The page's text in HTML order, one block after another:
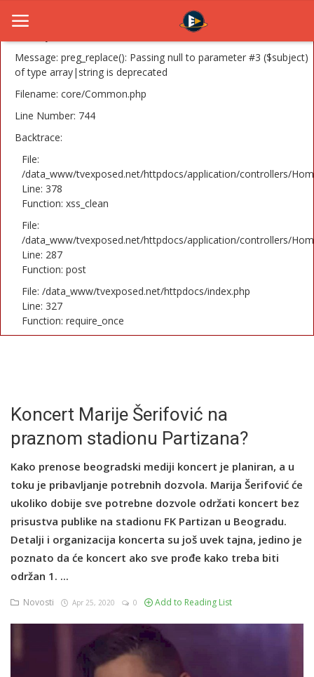
A PHP Error was encountered
Message: preg_replace(): Passing null to parameter #3 ($subject)
of type array|string is deprecated
Filename: core/Common.php
Line Number: 744
Backtrace:
File:
/data_www/tvexposed.net/httpdocs/application/controllers/
Line: 378
Function: xss_clean
File:
/data_www/tvexposed.net/httpdocs/application/controllers/
Line: 287
Function: post
File: /data_www/tvexposed.net/httpdocs/index.php
Line: 327
Function: require_once
Home
TV Serije
Filmovi
Glumci
Contact
Register
Koncert Marije Šerifović na
praznom stadionu Partizana?
Kako prenose beogradski mediji koncert je planiran, a u
toku je pribavljanje potrebnih dozvola. Marija Šerifović će
ukoliko dobije sve potrebne dozvole održati koncert bez
prisustva publike na stadionu FK Partizan u Beogradu.
Detalji i organizacija koncerta su još uvek tajna, jedino je
poznato da će koncert ako sve prođe kako treba biti
održan 1. ...
Novosti Apr 25, 2020 0 Add to Reading List